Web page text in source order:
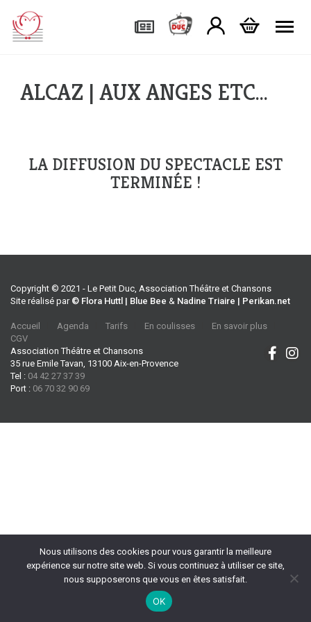
ALCAZ | AUX ANGES ETC…
LA DIFFUSION DU SPECTACLE EST
TERMINÉE !
Copyright © 2021 - Le Petit Duc, Association Théâtre et Chansons
Site réalisé par © Flora Huttl | Blue Bee & Nadine Triaire | Perikan.net
Accueil Agenda Tarifs En coulisses
En savoir plus
CGV
Association Théâtre et Chansons
35 rue Emile Tavan, 13100 Aix-en-Provence
Tel : 04 42 27 37 39
Port : 06 70 32 90 69
Nous utilisons des cookies pour vous garantir la meilleure
expérience sur notre site web. Si vous continuez à utiliser ce site,
nous supposerons que vous en êtes satisfait.
OK